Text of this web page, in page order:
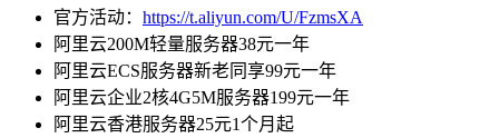
官方活动： https://t.aliyun.com/U/FzmsXA
阿里云200M轻量服务器38元一年
阿里云ECS服务器新老同享99元一年
阿里云企业2核4G5M服务器199元一年
阿里云香港服务器25元1个月起